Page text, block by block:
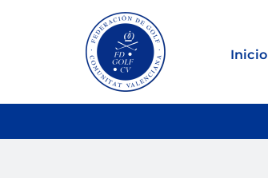
Inicio